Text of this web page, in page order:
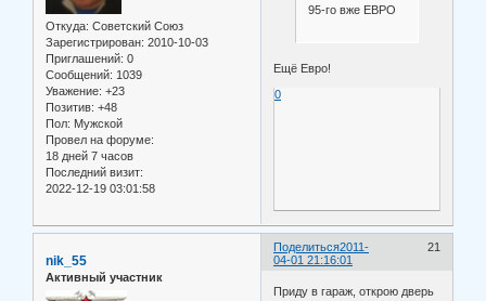
Откуда: Советский Союз
Зарегистрирован: 2010-10-03
Приглашений: 0
Сообщений: 1039
Уважение: +23
Позитив: +48
Пол: Мужской
Провел на форуме:
18 дней 7 часов
Последний визит:
2022-12-19 03:01:58
95-го вже ЕВРО
Ещё Евро!
0
Поделиться 21
2011-
04-01 21:16:01
nik_55
Активный участник
Приду в гараж, открою дверь